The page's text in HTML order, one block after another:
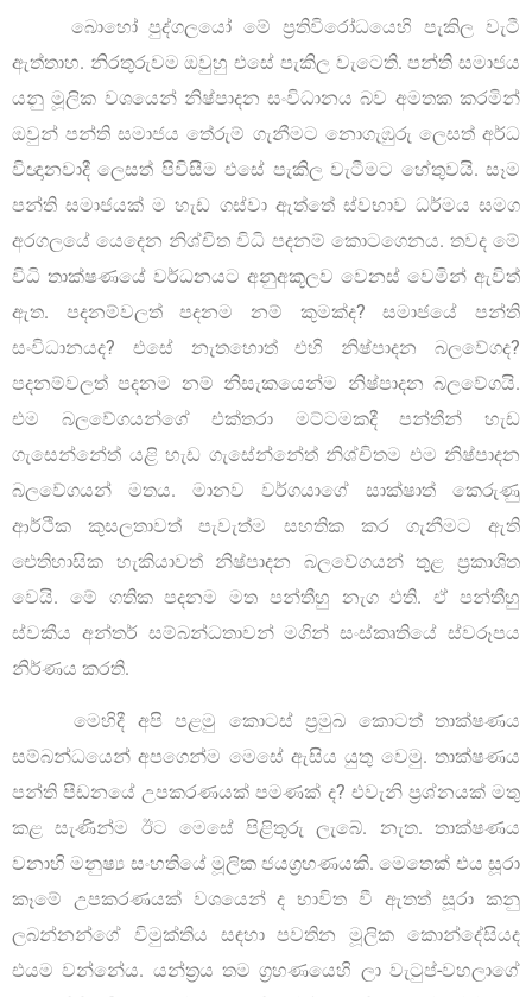
බොහෝ පුද්ගලයෝ මේ ප්‍රතිවිරෝධයෙහි පැකිල වැටී
ඇත්තාහ. නිරතුරුවම ඔවුහු එසේ පැකිල වැටෙති. පන්ති සමාජය
යනු මූලික වශයෙන් නිෂ්පාදන සංවිධානය බව අමතක කරමින්
ඔවුන් පන්ති සමාජය තේරුම් ගැනීමට නොගැඹුරු ලෙසත් අර්ධ
විඥානවාදී ලෙසත් පිවිසීම එසේ පැකිල වැටීමට හේතුවයි. සෑම
පන්ති සමාජයක් ම හැඩ ගස්වා ඇත්තේ ස්වභාව ධර්මය සමග
අරගලයේ යෙදෙන නිශ්චිත විධි පදනම් කොටගෙනය. තවද මේ
විධි තාක්ෂණයේ වර්ධනයට අනුඅකූලව වෙනස් වෙමින් ඇවිත්
ඇත. පදනම්වලත් පදනම නම් කුමක්ද? සමාජයේ පන්ති
සංවිධානයද? එසේ නැතහොත් එහි නිෂ්පාදන බලවේගද?
පදනම්වලත් පදනම නම් නිසැකයෙන්ම නිෂ්පාදන බලවේගයි.
එම බලවේගයන්ගේ එක්තරා මට්ටමකදී පන්තීන් හැඩ
ගැසෙන්නේත් යළි හැඩ ගැසේන්නේත් නිශ්චිතම එම නිෂ්පාදන
බලවේගයන් මතය. මානව වර්ගයාගේ සාක්ෂාත් කෙරුණු
ආර්ථික කුසලතාවත් පැවැත්ම සහතික කර ගැනීමට ඇති
ඓතිහාසික හැකියාවත් නිෂ්පාදන බලවේගයන් තුළ ප්‍රකාශිත
වෙයි. මේ ගතික පදනම මත පන්තීහු නැග එති. ඒ පන්තීහු
ස්වකීය අන්තර් සම්බන්ධතාවන් මගින් සංස්කෘතියේ ස්වරූපය
නිර්ණය කරති.
මෙහිදී අපි පළමු කොටස් ප්‍රමුඛ කොටත් තාක්ෂණය
සම්බන්ධයෙන් අපගෙන්ම මෙසේ ඇසිය යුතු වෙමු. තාක්ෂණය
පන්ති පීඩනයේ උපකරණයක් පමණක් ද? එවැනි ප්‍රශ්නයක් මතු
කළ සැණින්ම ඊට මෙසේ පිළිතුරු ලැබේ. නැත. තාක්ෂණය
වනාහි මනුෂ්‍ය සංහතියේ මූලික ජයග්‍රහණයකි. මෙතෙක් එය සූරා
කෑමේ උපකරණයක් වශයෙන් ද භාවිත වී ඇතත් සූරා කනු
ලබන්නන්ගේ විමුක්තිය සඳහා පවතින මූලික කොන්දේසියද
එයම වන්නේය. යන්ත්‍රය තම ග්‍රහණයෙහි ලා වැටුප්-වහලාගේ